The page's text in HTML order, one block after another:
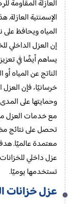
العازلة المقاومة
الإسمنتية
المياه ويحافظ على
إن العزل الداخلي
يساهم أيضًا في
الناتج عن المياه
خرسانيًا، فإن
وحمايتها على
مع خدمات العزل
تحصل على نتائج
معتمدة عالميًا.
عزل داخلي
تستخدمها يوميًا.
عزل خزانات